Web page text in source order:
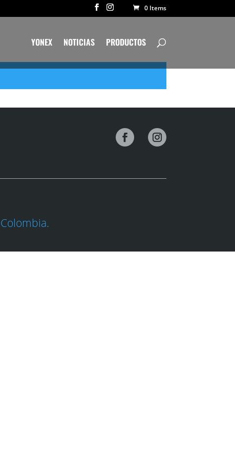
0 Items
YONEX NOTICIAS PRODUCTOS